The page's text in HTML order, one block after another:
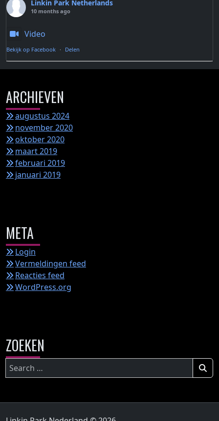
Linkin Park Netherlands
10 months ago
Video
Bekijk op Facebook · Delen
ARCHIEVEN
augustus 2024
november 2020
oktober 2020
maart 2019
februari 2019
januari 2019
META
Login
Vermeldingen feed
Reacties feed
WordPress.org
ZOEKEN
Zoeken
naar: